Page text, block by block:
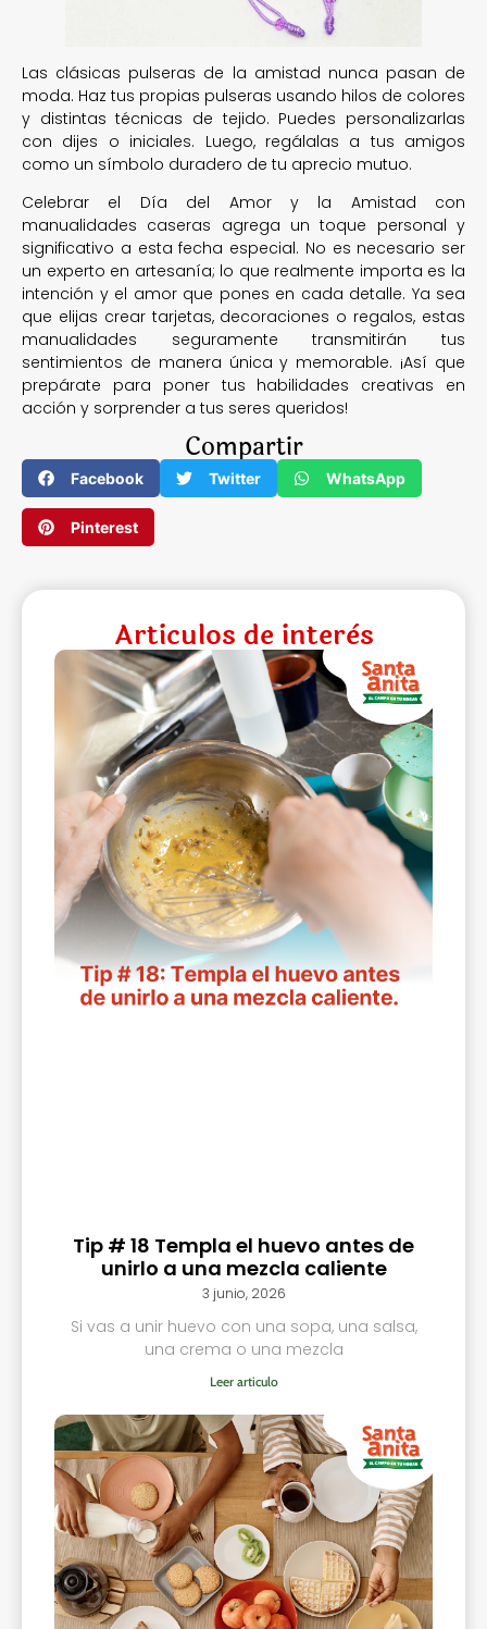
Las clásicas pulseras de la amistad nunca pasan de
moda. Haz tus propias pulseras usando hilos de colores
y distintas técnicas de tejido. Puedes personalizarlas
con dijes o iniciales. Luego, regálalas a tus amigos
como un símbolo duradero de tu aprecio mutuo.
Celebrar el Día del Amor y la Amistad con
manualidades caseras agrega un toque personal y
significativo a esta fecha especial. No es necesario ser
un experto en artesanía; lo que realmente importa es la
intención y el amor que pones en cada detalle. Ya sea
que elijas crear tarjetas, decoraciones o regalos, estas
manualidades seguramente transmitirán tus
sentimientos de manera única y memorable. ¡Así que
prepárate para poner tus habilidades creativas en
acción y sorprender a tus seres queridos!
Compartir
Facebook Twitter WhatsApp
Pinterest
Articulos de interès
Tip # 18 Templa el huevo antes de
unirlo a una mezcla caliente
3 junio, 2026
Si vas a unir huevo con una sopa, una salsa,
una crema o una mezcla
Leer articulo